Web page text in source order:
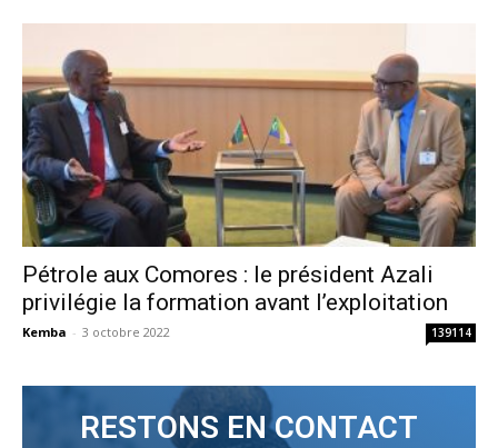
Pétrole aux Comores : le président Azali
privilégie la formation avant l’exploitation
Kemba - 3 octobre 2022 139114
RESTONS EN CONTACT